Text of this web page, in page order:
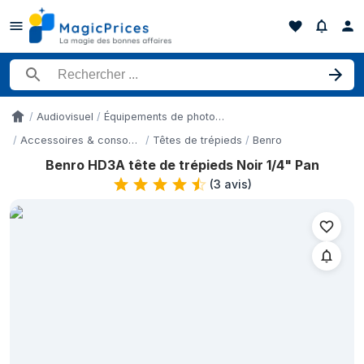
Rechercher un produit
AccueilAudiovisuel
Équipements de photo et de vidéo
Accessoires & consommables d'appareil photo
Têtes de trépieds Benro
Benro HD3A tête de trépieds Noir 1/4" Pan
(3 avis)
Historique des prix de Benro HD3A tête de trépieds Noir 1/4"
Date
10 mai 2026